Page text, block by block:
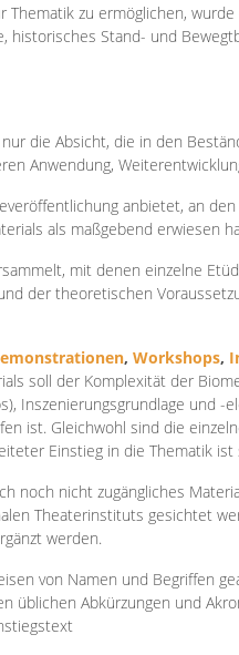
zu ermöglichen,
historisches Stand- und
die Absicht, die in den
Anwendung,
anbietet, an
als maßgebend erwiesen
mit denen einzelne
der theoretischen
, Workshops,
soll der Komplexität der
Inszenierungsgrundlage und
ist. Gleichwohl sind die
Einstieg in die Thematik ist
noch nicht zugängliches
Theaterinstituts gesichtet
werden.
von Namen und Begriffen
üblichen Abkürzungen und